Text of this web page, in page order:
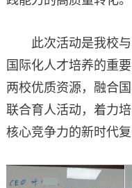
此次活动是我校
国际化人才培养的重
两校优质资源，融合
联合育人活动，着力
核心竞争力的新时代复